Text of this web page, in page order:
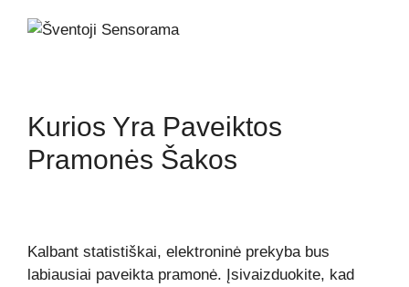
Kurios Yra Paveiktos
Pramonės Šakos
Kalbant statistiškai, elektroninė prekyba bus
labiausiai paveikta pramonė. Įsivaizduokite, kad